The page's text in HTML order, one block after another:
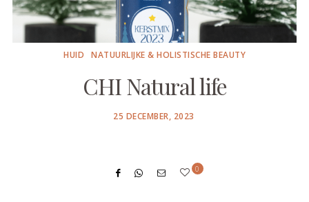
HUID NATUURLIJKE & HOLISTISCHE BEAUTY
CHI Natural life
POSTED
25 DECEMBER, 2023
0